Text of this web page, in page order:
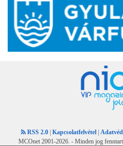
RSS 2.0 | Kapcsolatfelvétel |
MCOnet 2001-2026. - Minden jog